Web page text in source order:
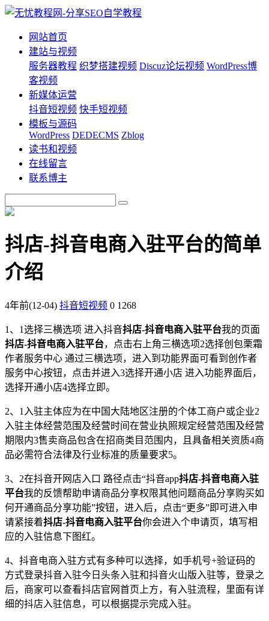
网站首页
建站与视频
服务器教程 织梦搭建视频 Discuz论坛视频 WordPress博
客视频
新媒体运营
抖音短视频 快手短视频
模板与源码
WordPress DEDECMS Zblog
读书和视频
在线留言
联系博主
抖店-抖音电商入驻平台的简单
介绍
4年前(12-04) 抖音短视频 0 1268
1、1选择三横选项 进入抖音抖店-抖音电商入驻平台我的页面
抖店-抖音电商入驻平台，点击右上角三横选项2选择创包栗霜
作者服务中心 通过三横选项，进入到功能界面可看到创作者
服务中心按钮，点击并进入3选择开通小店 进入功能界面后，
选择开通小店4选择立即。
2、1入驻主体应为在中国大陆地区注册的个体工商户或企业2
入驻主体经营范围及经营时间在营业执照规定经营范围及经营
期限内3售卖商品包含在招商类目范围内，且具备相关资质4商
品必需符合法律及行业标准的质量要求5。
3、2在抖音开网店入口 路径点击“抖音app抖店-抖音电商入驻
平台我的反馈帮助申请商品分享权限其他问题商品分享购买如
何开通商品分享功能”按钮，进入后，点击“更多”即可进入申
请紧接着抖店-抖音电商入驻平台你会进入个申请页，填写相
应的入驻信息下图红。
4、抖音电商入驻方式有多种可以选择，如手机号+验证码的
方式登录抖音入驻今日头条入驻和抖音火山版入驻等，登录之
后，商家可以查看抖店官网首页上方，有入驻流程，里面有详
细的抖店入驻信息，可以根据提示完成入驻。